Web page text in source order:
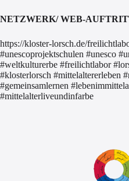
NETZWERK/ WEB-
https://kloster-lorsch.de/
#unescoprojektschulen #unesco
#weltkulturerbe #freilichtlabor
#klosterlorsch #mittelaltererleben
#gemeinsamlernen
#mittelalterliveundinfarbe